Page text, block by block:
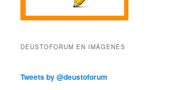
DEUSTOFORUM EN IMÁGENES
Tweets by @deustoforum